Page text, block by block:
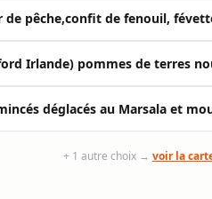
de pêche,confit de fenouil,
Irlande) pommes de terres
déglacés au Marsala et
+ 1 autre choix → voir la